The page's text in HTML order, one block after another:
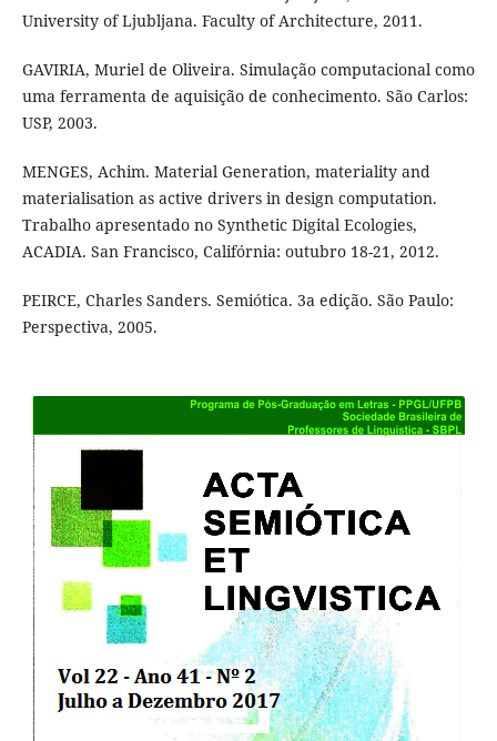
University of Ljubljana. Faculty of Architecture, 2011.
GAVIRIA, Muriel de Oliveira. Simulação computacional como
uma ferramenta de aquisição de conhecimento. São Carlos:
USP, 2003.
MENGES, Achim. Material Generation, materiality and
materialisation as active drivers in design computation.
Trabalho apresentado no Synthetic Digital Ecologies,
ACADIA. San Francisco, Califórnia: outubro 18-21, 2012.
PEIRCE, Charles Sanders. Semiótica. 3a edição. São Paulo:
Perspectiva, 2005.